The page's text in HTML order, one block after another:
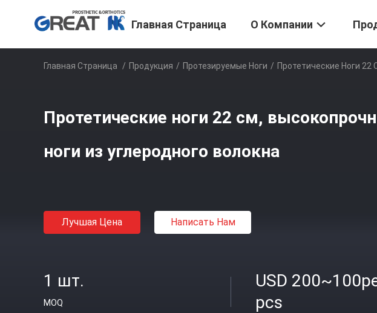
Главная Страница О Компании
Главная Страница / Продукция / Протезируемые Ноги / Протетические Ноги 22
Протетические ноги 22 см,
ноги из углеродного волокна
Лучшая Цена Написать Нам
1 шт.
MOQ
USD
pcs